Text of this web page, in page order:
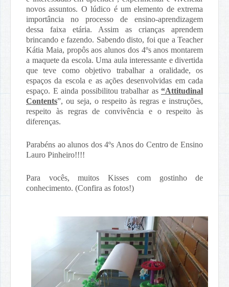
novos assuntos. O lúdico é um elemento de extrema
importância no processo de ensino-aprendizagem
dessa faixa etária. Assim as crianças aprendem
brincando e fazendo. Sabendo disto, foi que a Teacher
Kátia Maia, propôs aos alunos dos 4ºs anos montarem
a maquete da escola. Uma aula interessante e divertida
que teve como objetivo trabalhar a oralidade, os
espaços da escola e as ações desenvolvidas em cada
espaço. E ainda possibilitou trabalhar as “Attitudinal
Contents”, ou seja, o respeito às regras e instruções,
respeito às regras de convivência e o respeito às
diferenças.
Parabéns ao alunos dos 4ºs Anos do Centro de Ensino
Lauro Pinheiro!!!!
Para vocês, muitos Kisses com gostinho de
conhecimento. (Confira as fotos!)